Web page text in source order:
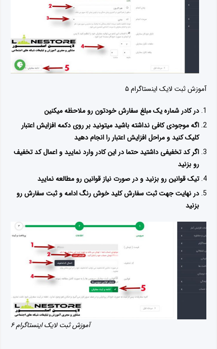
آموزش ثبت لایک اینستاگرام ۵
در کادر شماره یک مبلغ سفارش خودتون رو ملاحظه میکنین
اگه موجودی کافی نداشته باشید میتونید بر روی دکمه افزایش اعتبار
کلیک کنید و مراحل افزایش اعتبار را انجام دهید
اگر کد تخفیفی داشتید حتما در این کادر وارد نمایید و اعمال کد تخفیف
رو بزنید
تیک قوانین رو بزنید و در صورت نیاز قوانین رو مطالعه نمایید
در نهایت جهت ثبت سفارش کلید خوش رنگ ادامه و ثبت سفارش رو
بزنید
آموزش ثبت لایک اینستاگرام ۶